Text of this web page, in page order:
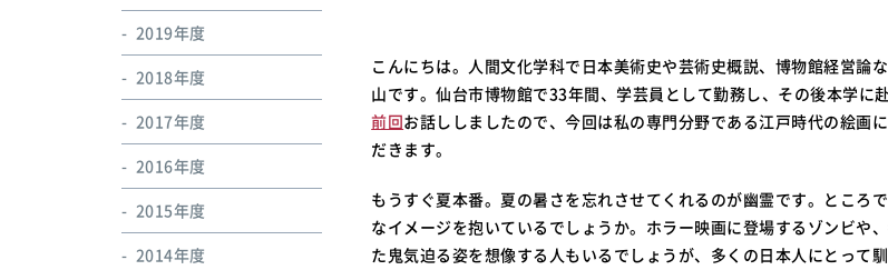
こんにちは。人間文化学科で日本美術史や芸術史概説、博物館経営論
山です。仙台市博物館で33年間、学芸員として勤務し、その後本学に
前回お話ししましたので、今回は私の専門分野である江戸時代の絵画
だきます。
もうすぐ夏本番。夏の暑さを忘れさせてくれるのが幽霊です。ところ
なイメージを抱いているでしょうか。ホラー映画に登場するゾンビや
た鬼気迫る姿を想像する人もいるでしょうが、多くの日本人にとって
2019年度
2018年度
2017年度
2016年度
2015年度
2014年度